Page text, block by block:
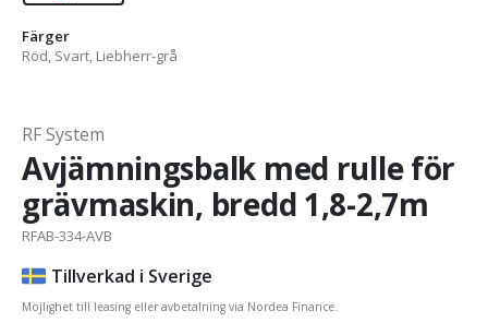
Färger
Röd, Svart, Liebherr-grå
RF System
Avjämningsbalk med rulle för
grävmaskin, bredd 1,8-2,7m
RFAB-334-AVB
Tillverkad i Sverige
Möjlighet till leasing eller avbetalning via Nordea Finance.